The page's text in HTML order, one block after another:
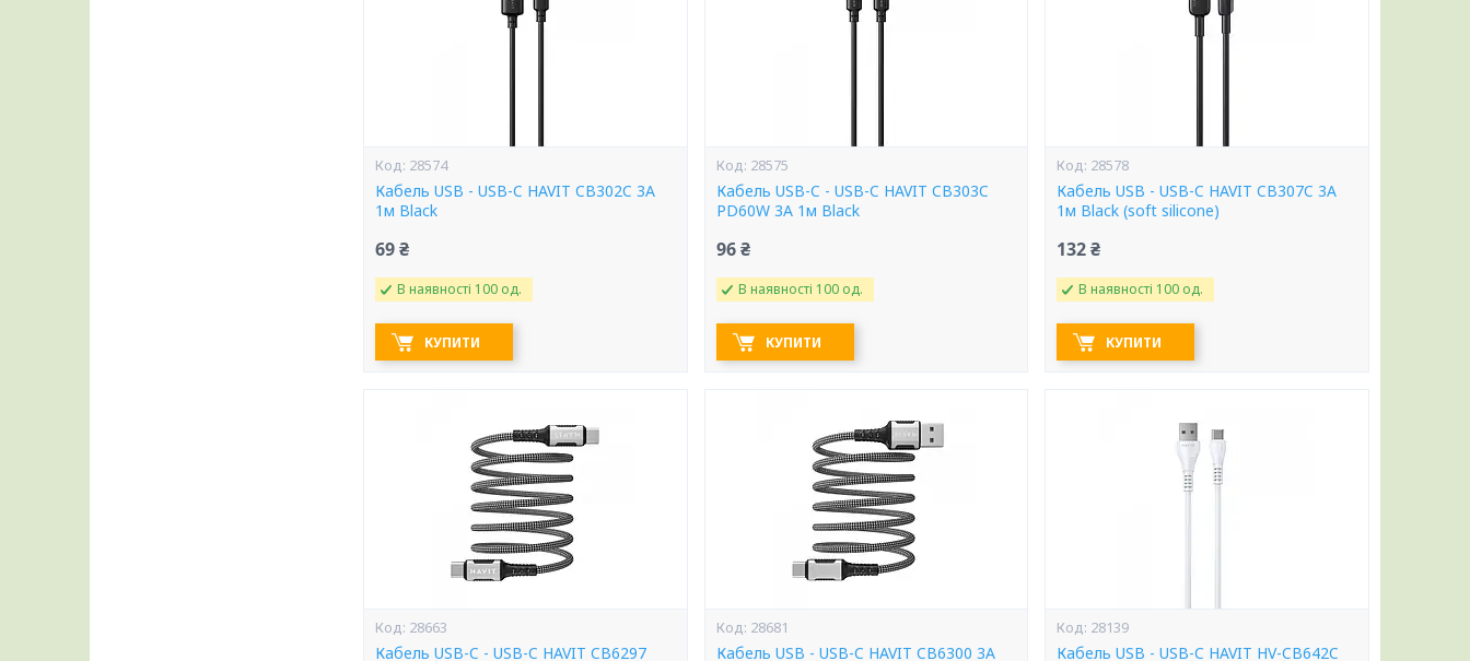
28574
Кабель USB - USB-C HAVIT CB302C 3A
1м Black
69 ₴
В наявності 100 од.
КУПИТИ
28575
Кабель USB-C - USB-C HAVIT CB303C
PD60W 3A 1м Black
96 ₴
В наявності 100 од.
КУПИТИ
28578
Кабель USB - USB-C HAVIT CB307C 3A
1м Black (soft silicone)
132 ₴
В наявності 100 од.
КУПИТИ
28663
Кабель USB-C - USB-C HAVIT CB6297
28681
Кабель USB - USB-C HAVIT CB6300 3A
28139
Кабель USB - USB-C HAVIT HV-CB642C